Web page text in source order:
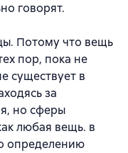
говорят.
Потому что вещь
пор, пока не
существует в
за
но сферы
любая вещь. в
определению